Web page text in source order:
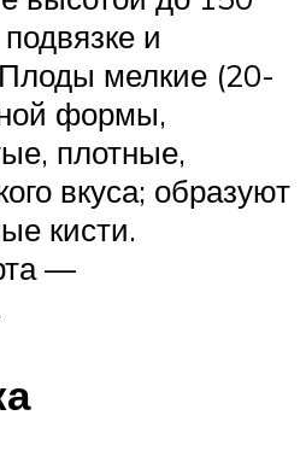
и
мелкие (20-
формы,
плотные,
вкуса; образуют
кисти.
—